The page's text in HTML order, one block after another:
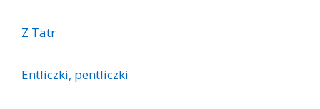
Z Tatr
Entliczki, pentliczki